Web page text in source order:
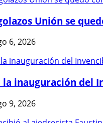
Unión se
6, 2026
la inauguración del
9, 2026